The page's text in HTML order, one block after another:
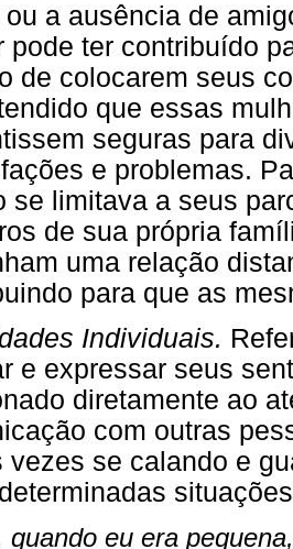
ou a ausência de
pode ter contribuído
de colocarem seus
que essas
seguras para
e problemas.
se limitava a seus
de sua própria
uma relação
para que as
Individuais.
e expressar seus
diretamente ao
com outras
vezes se calando e
quando eu era